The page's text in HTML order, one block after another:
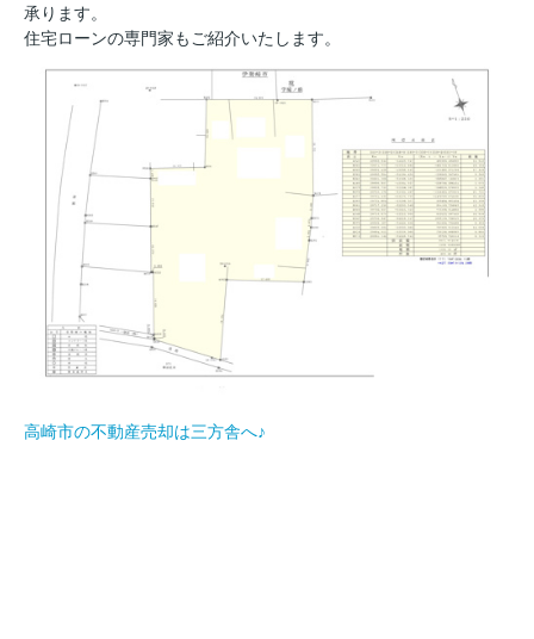
承ります。
住宅ローンの専門家もご紹介いたします。
高崎市の不動産売却は三方舎へ♪